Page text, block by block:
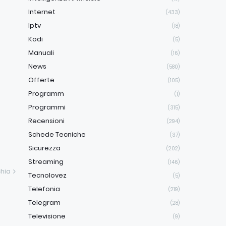
Internet (433)
Iptv (18)
Kodi (5)
Manuali (16)
News (580)
Offerte (105)
Programm (1)
Programmi (315)
Recensioni (294)
Schede Tecniche (37)
Sicurezza (202)
Streaming (146)
Tecnolovez (5)
Telefonia (219)
Telegram (28)
Televisione (9)